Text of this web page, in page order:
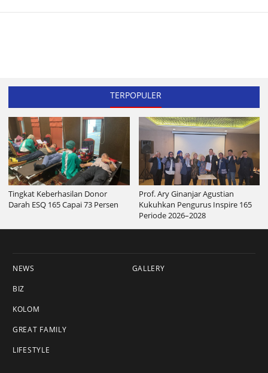
TERPOPULER
Tingkat Keberhasilan Donor
Darah ESQ 165 Capai 73 Persen
Prof. Ary Ginanjar Agustian
Kukuhkan Pengurus Inspire 165
Periode 2026–2028
NEWS
BIZ
KOLOM
GREAT FAMILY
LIFESTYLE
GALLERY